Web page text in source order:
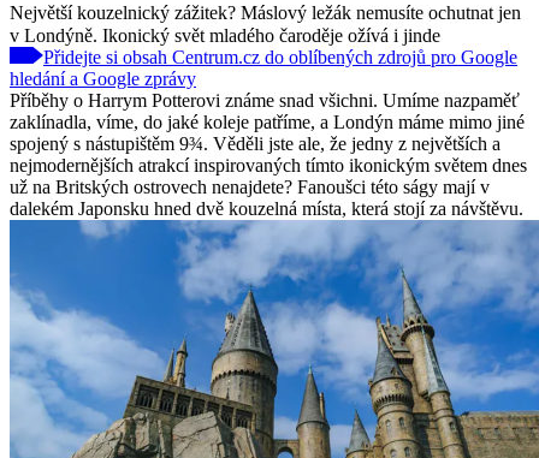
Největší kouzelnický zážitek? Máslový ležák nemusíte ochutnat jen
v Londýně. Ikonický svět mladého čaroděje ožívá i jinde
Přidejte si obsah Centrum.cz do oblíbených zdrojů pro Google
hledání a Google zprávy
Příběhy o Harrym Potterovi známe snad všichni. Umíme nazpaměť
zaklínadla, víme, do jaké koleje patříme, a Londýn máme mimo jiné
spojený s nástupištěm 9¾. Věděli jste ale, že jedny z největších a
nejmodernějších atrakcí inspirovaných tímto ikonickým světem dnes
už na Britských ostrovech nenajdete? Fanoušci této ságy mají v
dalekém Japonsku hned dvě kouzelná místa, která stojí za návštěvu.